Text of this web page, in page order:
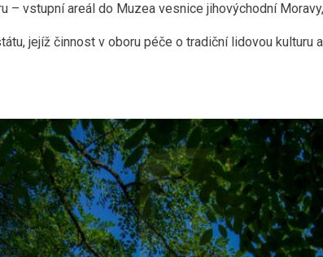
– vstupní areál do Muzea vesnice jihovýchodní
jejíž činnost v oboru péče o tradiční lidovou kulturu